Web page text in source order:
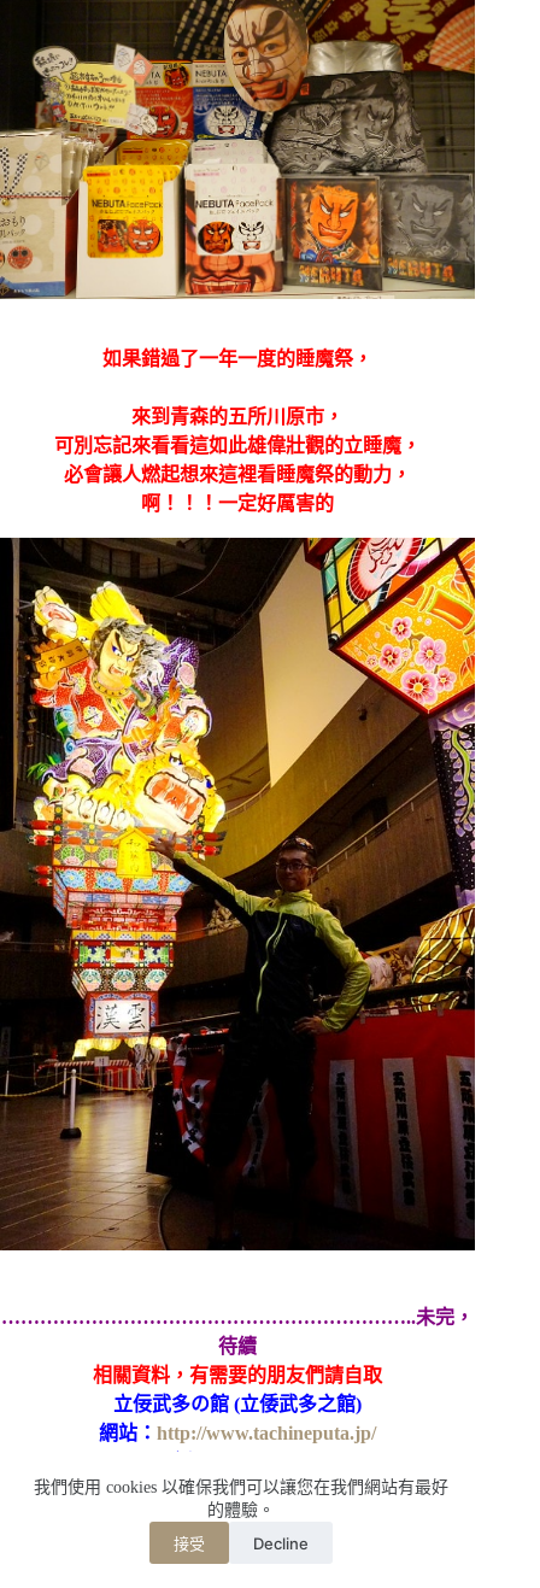
我們使用 cookies 以確保我們可以讓您在我們網站有最好
的體驗。
接受 Decline
如果錯過了一年一度的睡魔祭，
來到青森的五所川原市，
可別忘記來看看這如此雄偉壯觀的立睡魔，
必會讓人燃起想來這裡看睡魔祭的動力，
啊！！！一定好厲害的
………………………………………………………..未完，
待續
相關資料，有需要的朋友們請自取
立佞武多の館 (立倭武多之館)
網站：http://www.tachineputa.jp/
地址：037-0063 青森県五所川原市大町21-1